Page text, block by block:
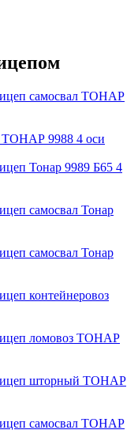
самосвал ТОНАР
ТОНАР 9988 4 оси
Тонар 9989 Б65 4
самосвал Тонар
самосвал Тонар
контейнеровоз
ломовоз ТОНАР
шторный ТОНАР
самосвал ТОНАР